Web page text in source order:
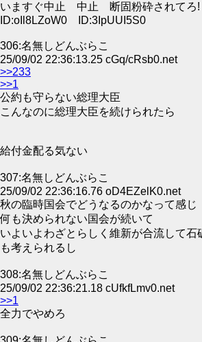
いますぐ中止 中止 断固粉砕されてろ!
ID:oIl8LZoW0 ID:3IpUUI5S0
306:名無しどんぶらこ
25/09/02 22:36:13.25 cGq/cRsb0.net
>>233
>>1
公約も守らない総理大臣
こんなのに総理大臣を続けられたら
給付金配る気ない
307:名無しどんぶらこ
25/09/02 22:36:16.76 oD4EZelK0.net
秋の臨時国会でどうなるのかなって感じ
何も決められない国会が続いて
いよいよわざとらしく維新が合流して石
も考えられるし
308:名無しどんぶらこ
25/09/02 22:36:21.18 cUfkfLmv0.net
>>1
全力でやめろ